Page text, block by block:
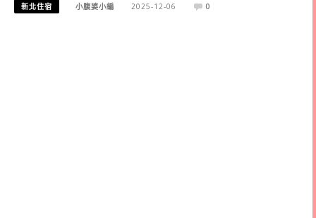
新北住宿 小腹婆小編 2025-12-06 0